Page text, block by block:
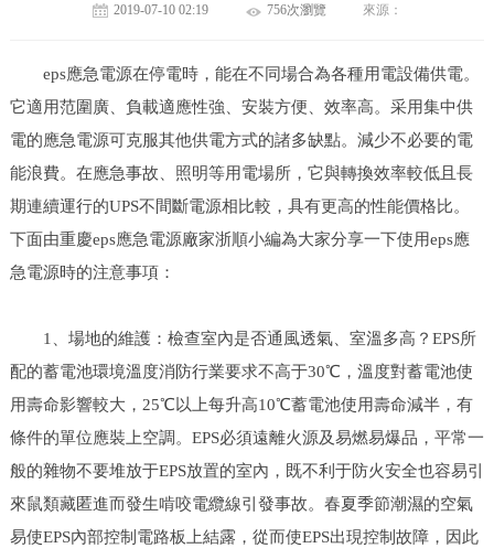
2019-07-10 02:19 756次瀏覽 來源：
eps應急電源在停電時，能在不同場合為各種用電設備供電。
它適用范圍廣、負載適應性強、安裝方便、效率高。采用集中供
電的應急電源可克服其他供電方式的諸多缺點。減少不必要的電
能浪費。在應急事故、照明等用電場所，它與轉換效率較低且長
期連續運行的UPS不間斷電源相比較，具有更高的性能價格比。
下面由重慶eps應急電源廠家浙順小編為大家分享一下使用eps應
急電源時的注意事項：
1、場地的維護：檢查室內是否通風透氣、室溫多高？EPS所
配的蓄電池環境溫度消防行業要求不高于30℃，溫度對蓄電池使
用壽命影響較大，25℃以上每升高10℃蓄電池使用壽命減半，有
條件的單位應裝上空調。EPS必須遠離火源及易燃易爆品，平常一
般的雜物不要堆放于EPS放置的室內，既不利于防火安全也容易引
來鼠類藏匿進而發生啃咬電纜線引發事故。春夏季節潮濕的空氣
易使EPS內部控制電路板上結露，從而使EPS出現控制故障，因此